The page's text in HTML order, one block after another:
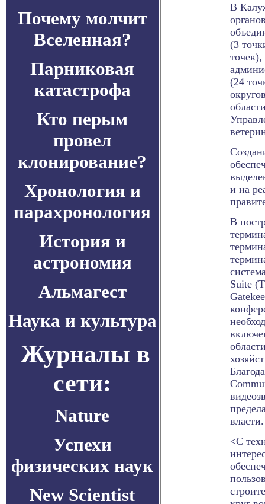
Почему молчит
Вселенная?
Парниковая
катастрофа
Кто перым
провел
клонирование?
Хронология и
парахронология
История и
астрономия
Альмагест
Наука и культура
Журналы в
сети:
Nature
Успехи
физических наук
New Scientist
В
(3
(24
и на
В
Suite
власти.
<С